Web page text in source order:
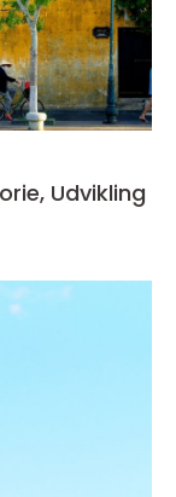
Udvikling